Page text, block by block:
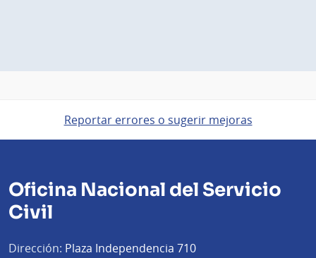
Reportar errores o sugerir mejoras
Oficina Nacional del Servicio
Civil
Dirección: Plaza Independencia 710